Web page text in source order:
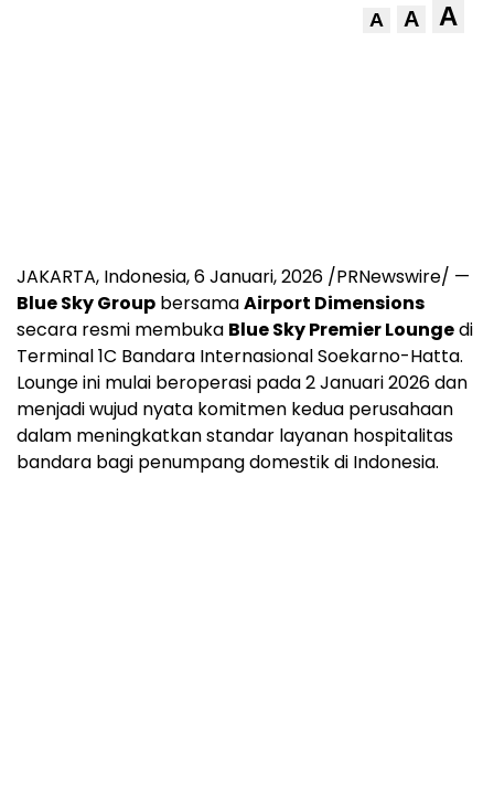
A A A
JAKARTA, Indonesia,6 Januari, 2026 /PRNewswire/ —
Blue Sky Group bersamaAirport Dimensions
secara resmi membuka Blue Sky Premier Loungedi
Terminal 1C Bandara Internasional Soekarno-Hatta.
Lounge ini mulai beroperasi pada 2 Januari 2026 dan
menjadi wujud nyata komitmen kedua perusahaan
dalam meningkatkan standar layanan hospitalitas
bandara bagi penumpang domestik di Indonesia.